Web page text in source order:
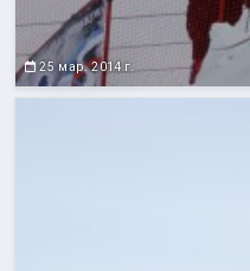
25 мар. 2014 г.